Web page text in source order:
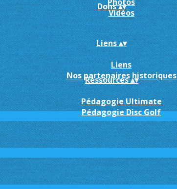
Vidéos
Dons▴▾
Liens▴▾
Liens
Nos partenaires historiques
Ressources▴▾
Pédagogie Ultimate
Pédagogie Disc Golf